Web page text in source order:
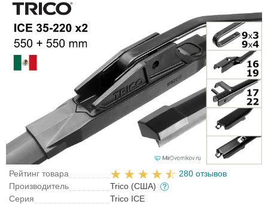
Рейтинг товара
280 отзывов
Производитель
Trico (США)
Серия
Trico ICE